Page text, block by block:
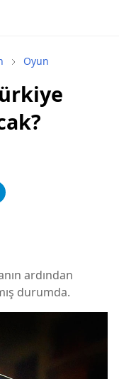
Oyun
ardından
durumda.